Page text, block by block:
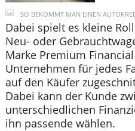
SO BEKOMMT MAN EINEN
Dabei spielt es kleine
Neu- oder
Marke Premium
Unternehmen für jedes
auf den Käufer
Dabei kann der Kunde
unterschiedlichen
ihn passende wählen.